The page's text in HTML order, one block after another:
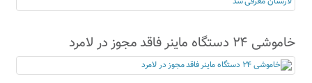
خاموشی ۲۴ دستگاه ماینر فاقد مجوز در لامرد